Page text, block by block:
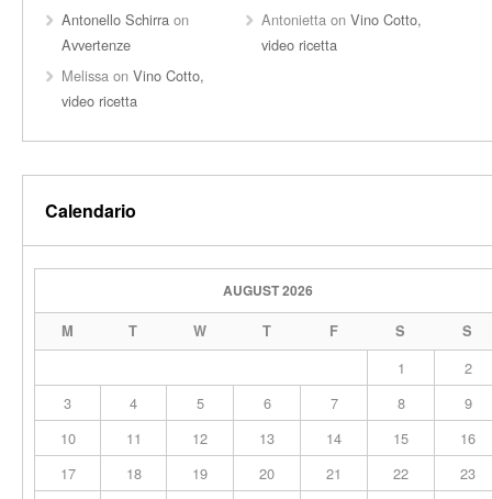
Antonello Schirra on
Avvertenze
Antonietta onVino Cotto,
video ricetta
Melissa on Vino Cotto,
video ricetta
Calendario
AUGUST 2026
M T W T F S S
1
2
3
4 5 6 7 8
9
10
11 12 13 14 15
16
17
18 19 20 21 22
23